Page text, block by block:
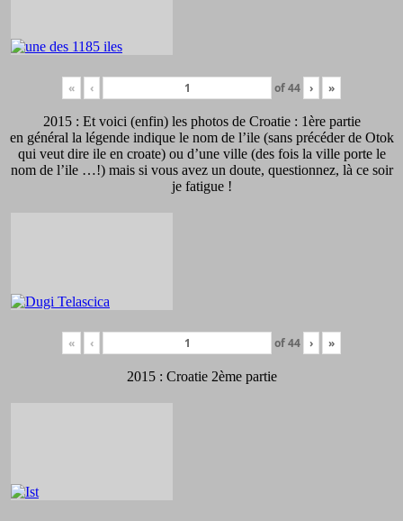
« ‹ of44 › »
2015 : Et voici (enfin) les photos de Croatie : 1ère partie
en général la légende indique le nom de l’ile (sans précéder de Otok
qui veut dire ile en croate) ou d’une ville (des fois la ville porte le
nom de l’ile …!) mais si vous avez un doute, questionnez, là ce soir
je fatigue !
« ‹ of44 › »
2015 : Croatie 2ème partie